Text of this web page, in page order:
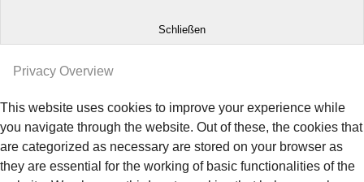
Schließen
Privacy Overview
This website uses cookies to improve your experience while
you navigate through the website. Out of these, the cookies that
are categorized as necessary are stored on your browser as
they are essential for the working of basic functionalities of the